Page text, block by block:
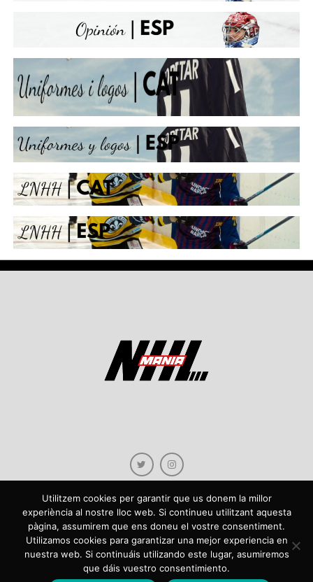
Copyright © 2021 NHLmania.com. Tots els drets reservats / Todos los derechos
reservados. NHLmania és una web dedicada a la difusió de contingut sobre la
NHL, tant en català com en castellà. L'escut de NHLmania.com és propietat de la
web en qüestió. NHLmania es una web dedicada a la difusión de contenido sobre
Utilitzem cookies per garantir que us donem la millor
experiència al nostre lloc web. Si continueu utilitzant aquesta
pàgina, assumirem que ens doneu el vostre consentiment.
Utilizamos cookies para garantizar una mejor experiencia en
nuestra web. Si continuáis utilizando este lugar, asumiremos
que dáis vuestro consentimiento.